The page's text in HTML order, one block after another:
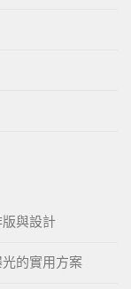
與設計
的實用方案